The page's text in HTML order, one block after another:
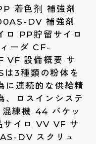
着色剂 補強剤
DV 補強剤
ロ PP貯留サイロ
ーダ CF-
設備概要 サ
3種類の粉体を
に連続的な供給精
、ロスインシステ
練機 44 バケッ
イロ VV VF サ
DV スクリュ